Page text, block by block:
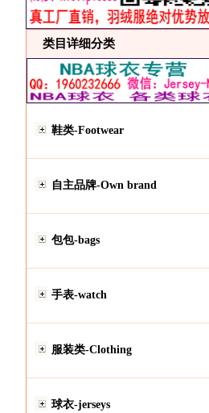
类目详细分类
鞋类-Footwear
自主品牌-Own brand
包包-bags
手表-watch
服装类-Clothing
球衣-jerseys